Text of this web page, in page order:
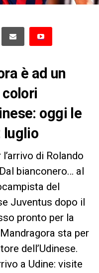
è ad un
oggi le
luglio
di Rolando
bianconero… al
del
Juventus dopo il
pronto per la
sta per
dell’Udinese.
a Udine: visite